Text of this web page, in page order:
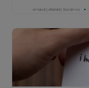
Arnaud (Allande) Socarros